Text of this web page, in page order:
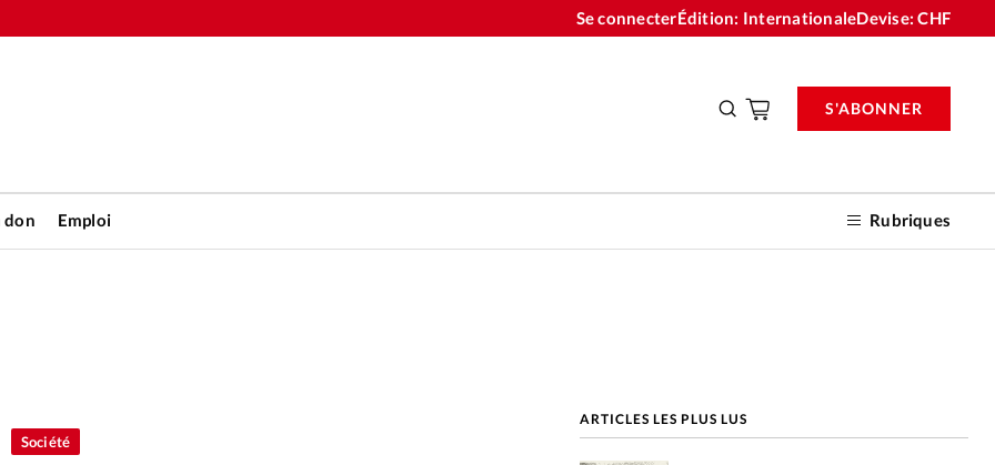
Se connecterÉdition: InternationaleDevise:CHF
don Emploi Rubriques
S'ABONNER
Société
ARTICLES LES PLUS LUS